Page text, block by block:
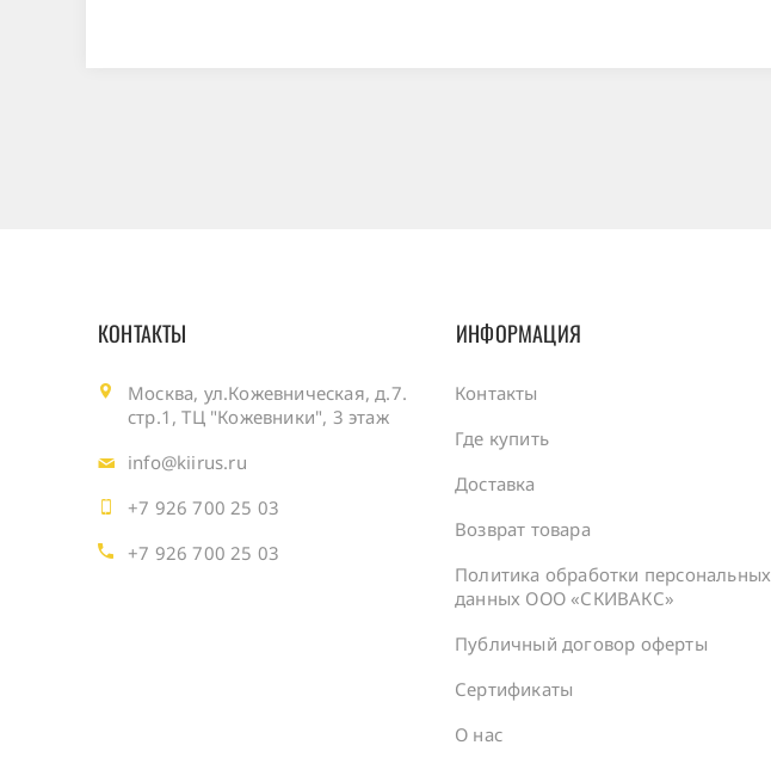
КОНТАКТЫ
Москва, ул.Кожевническая, д.7.
стр.1, ТЦ "Кожевники", 3 этаж
info@kiirus.ru
+7 926 700 25 03
+7 926 700 25 03
ИНФОРМАЦИЯ
Контакты
Где купить
Доставка
Возврат товара
Политика обработки персональных
данных ООО «СКИВАКС»
Публичный договор оферты
Сертификаты
О нас